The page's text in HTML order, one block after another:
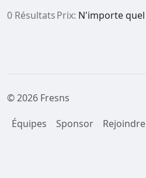
0 RésultatsPrix: N'importe quel
© 2026 Fresns
Équipes
Sponsor Rejoindre